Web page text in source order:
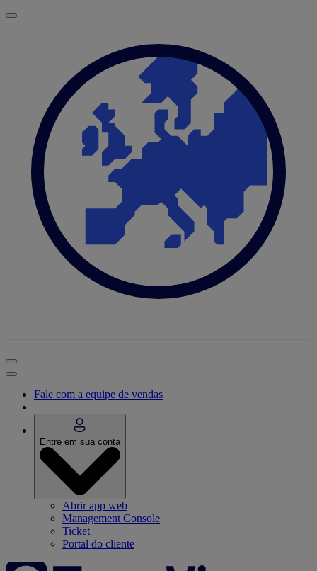
Fale com a equipe de vendas
Entre em sua conta
Abrir app web
Management Console
Ticket
Portal do cliente